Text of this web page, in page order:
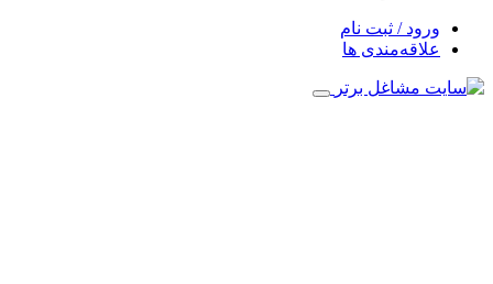
ورود / ثبت نام
علاقه‌مندی ها